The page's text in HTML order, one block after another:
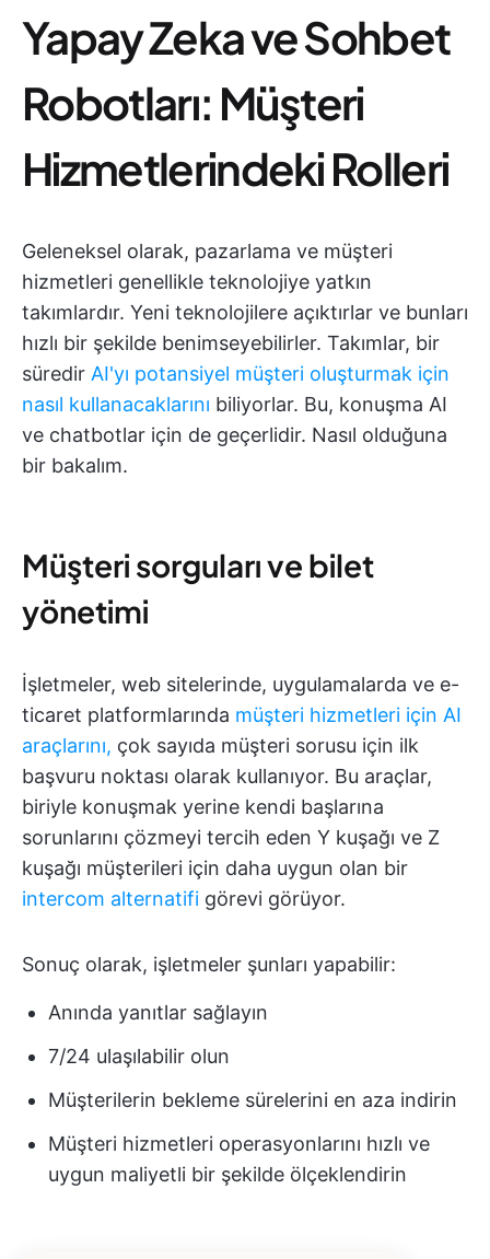
Yapay Zeka ve Sohbet
Robotları: Müşteri
Hizmetlerindeki Rolleri
Geleneksel olarak, pazarlama ve müşteri
hizmetleri genellikle teknolojiye yatkın
takımlardır. Yeni teknolojilere açıktırlar ve bunları
hızlı bir şekilde benimseyebilirler. Takımlar, bir
süredir AI'yı potansiyel müşteri oluşturmak için
nasıl kullanacaklarını biliyorlar. Bu, konuşma AI
ve chatbotlar için de geçerlidir. Nasıl olduğuna
bir bakalım.
Müşteri sorguları ve bilet
yönetimi
İşletmeler, web sitelerinde, uygulamalarda ve e-
ticaret platformlarında müşteri hizmetleri için AI
araçlarını, çok sayıda müşteri sorusu için ilk
başvuru noktası olarak kullanıyor. Bu araçlar,
biriyle konuşmak yerine kendi başlarına
sorunlarını çözmeyi tercih eden Y kuşağı ve Z
kuşağı müşterileri için daha uygun olan bir
intercom alternatifi görevi görüyor.
Sonuç olarak, işletmeler şunları yapabilir:
Anında yanıtlar sağlayın
7/24 ulaşılabilir olun
Müşterilerin bekleme sürelerini en aza indirin
Müşteri hizmetleri operasyonlarını hızlı ve
uygun maliyetli bir şekilde ölçeklendirin